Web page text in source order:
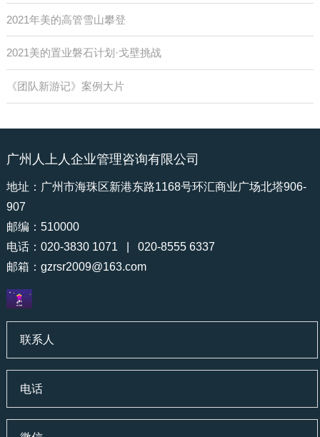
2021年美的高管雪山攀登
2021美的置业磐石计划·戈壁挑战
《团队新游记》案例大片
广州人上人企业管理咨询有限公司
地址：广州市海珠区新港东路1168号环汇商业广场北塔906-
907
邮编：510000
电话：020-3830 1071 | 020-8555 6337
邮箱： gzrsr2009@163.com